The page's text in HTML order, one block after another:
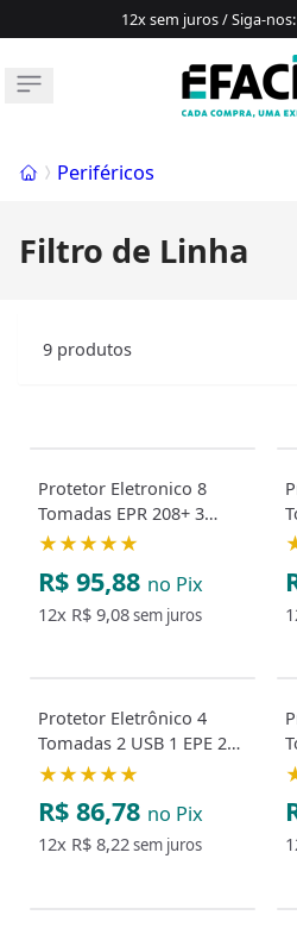
12x sem juros / Siga-nos:
InícioPeriféricos
Filtro de Linha
9 produtos
Protetor Eletronico 8
Tomadas EPR 208+ 3
Metros Preto Intelbras
★★★★★
R$ 95,88 no Pix
12x R$ 9,08sem juros
Protetor Eletrônico 4
Tomadas 2 USB 1 EPE 204
USB BR + Preto Intelbras
★★★★★
R$ 86,78 no Pix
12x R$ 8,22sem juros